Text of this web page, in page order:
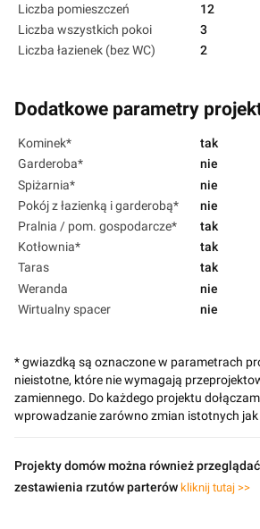
Liczba pomieszczeń
12
Liczba wszystkich pokoi
3
Liczba łazienek (bez WC)
2
Dodatkowe parametry
Kominek*
tak
Garderoba*
nie
Spiżarnia*
nie
Pokój z łazienką i garderobą*
nie
Pralnia / pom. gospodarcze*
tak
Kotłownia*
tak
Taras
tak
Weranda
nie
Wirtualny spacer
nie
* gwiazdką są oznaczone w parametrach
nieistotne, które nie wymagają
zamiennego. Do każdego projektu
wprowadzanie zarówno zmian istotnych
Projekty domów można również
zestawienia rzutów parterów kliknij tutaj >>